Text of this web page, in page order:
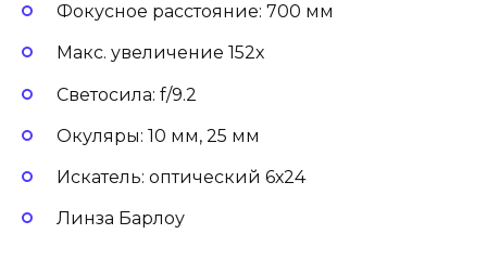
Фокусное расстояние: 700 мм
Макс. увеличение 152х
Светосила: f/9.2
Окуляры: 10 мм, 25 мм
Искатель: оптический 6х24
Линза Барлоу